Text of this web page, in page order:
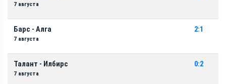
7 августа
Барс - Алга
7 августа
2:1
Талант - Илбирс
7 августа
0:2